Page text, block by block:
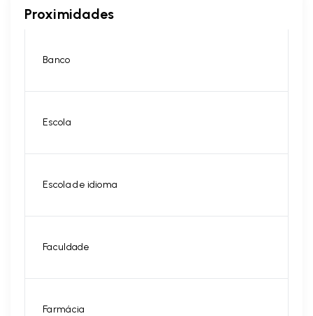
Proximidades
Banco
Escola
Escola de idioma
Faculdade
Farmácia